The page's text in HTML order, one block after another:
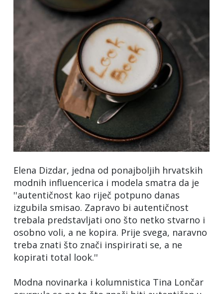
Elena Dizdar, jedna od ponajboljih hrvatskih
modnih influencerica i modela smatra da je
''autentičnost kao riječ potpuno danas
izgubila smisao. Zapravo bi autentičnost
trebala predstavljati ono što netko stvarno i
osobno voli, a ne kopira. Prije svega, naravno
treba znati što znači inspirirati se, a ne
kopirati total look.''
Modna novinarka i kolumnistica Tina Lončar